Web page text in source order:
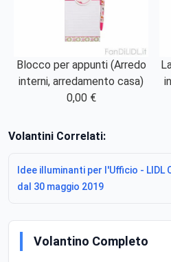
Blocco per appunti (Arredo
interni, arredamento casa)
0,00 €
Volantini Correlati:
Idee illuminanti per l'Ufficio -
dal 30 maggio 2019
Volantino Completo